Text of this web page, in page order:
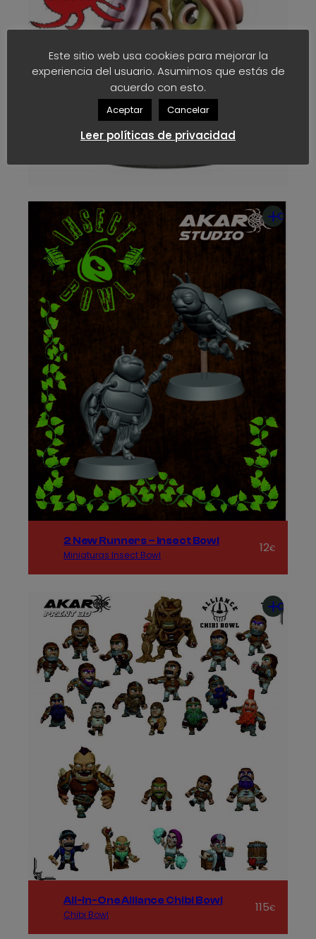
Miniaturas Pony Bowl
Añadir
al
carrito
2 New Runners – Insect Bowl
Miniaturas Insect Bowl
12€
al
carrito
All-In-One Alliance Chibi Bowl
Chibi Bowl
115€
Este sitio web usa cookies para mejorar la
experiencia del usuario. Asumimos que estás de
acuerdo con esto.
Aceptar Cancelar
Leer políticas de privacidad